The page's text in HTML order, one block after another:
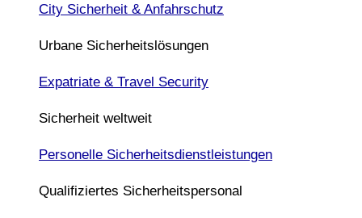
City Sicherheit & Anfahrschutz
Urbane Sicherheitslösungen
Expatriate & Travel Security
Sicherheit weltweit
Personelle Sicherheitsdienstleistungen
Qualifiziertes Sicherheitspersonal